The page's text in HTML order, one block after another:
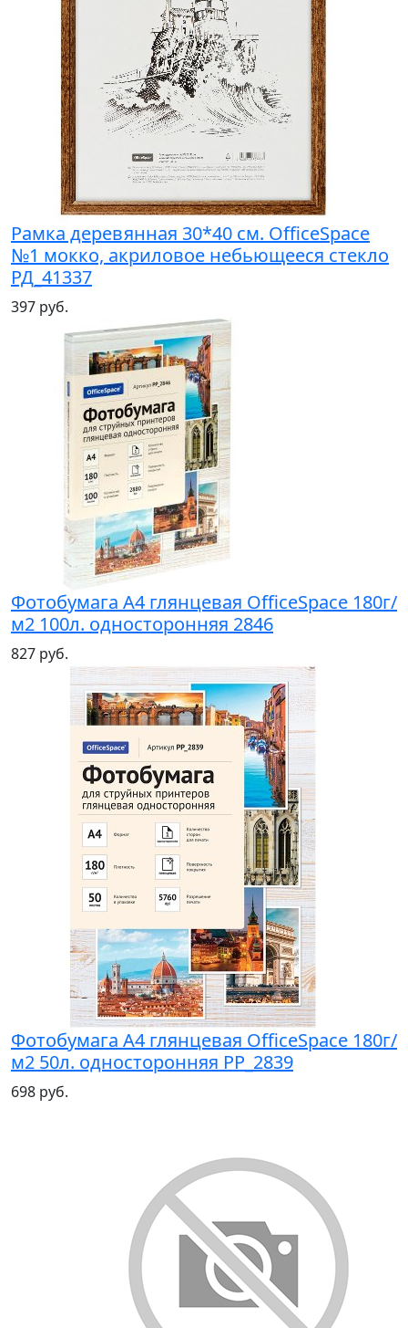
Рамка деревянная 30*40 см. OfficeSpace
№1 мокко, акриловое небьющееся стекло
РД_41337
397 руб.
Фотобумага А4 глянцевая OfficeSpace 180г/
м2 100л. односторонняя 2846
827 руб.
Фотобумага А4 глянцевая OfficeSpace 180г/
м2 50л. односторонняя PP_2839
698 руб.